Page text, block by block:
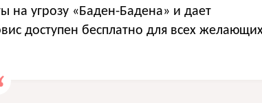
на угрозу «Баден-Бадена» и дает
доступен бесплатно для всех